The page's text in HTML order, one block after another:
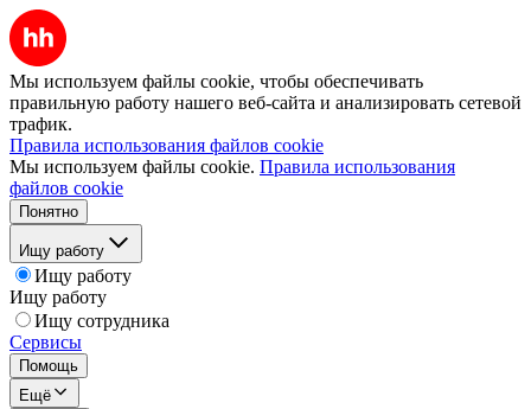
Мы используем файлы cookie, чтобы обеспечивать
правильную работу нашего веб-сайта и анализировать сетевой
трафик.
Правила использования файлов cookie
Мы используем файлы cookie. Правила использования
файлов cookie
Понятно
Ищу работу
Ищу работу
Ищу работу
Ищу сотрудника
Сервисы
Помощь
Ещё